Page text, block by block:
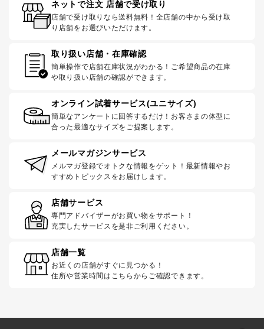
ネットで注文 店舗で受け取り
店舗で受け取りなら送料無料！全店舗の中から受け取
り店舗をお選びいただけます。
取り扱い店舗・在庫確認
簡単操作で店舗在庫状況がわかる！ご希望商品の在庫
や取り扱い店舗の確認ができます。
オンライン試着サービス(ユニサイズ)
簡単なアンケートに回答するだけ！お客さまの体型に
合った最適なサイズをご提案します。
メールマガジンサービス
メルマガ登録でオトクな情報をゲット！最新情報やお
すすめトピックスをお届けします。
店舗サービス
専門アドバイザーがお買い物をサポート！
充実したサービスを是非ご利用ください。
店舗一覧
お近くの店舗がすぐに見つかる！
住所や営業時間はこちらからご確認できます。